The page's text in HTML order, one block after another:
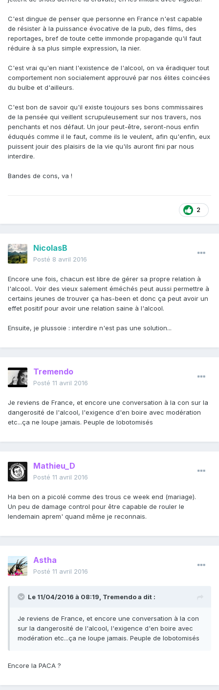
C'est dingue de penser que personne en France n'est capable
de résister à la puissance évocative de la pub, des films, des
reportages, bref de toute cette immonde propagande qu'il faut
réduire à sa plus simple expression, la nier.
C'est vrai qu'en niant l'existence de l'alcool, on va éradiquer tout
comportement non socialement approuvé par nos élites coincées
du bulbe et d'ailleurs.
C'est bon de savoir qu'il existe toujours ses bons commissaires
de la pensée qui veillent scrupuleusement sur nos travers, nos
penchants et nos défaut. Un jour peut-être, seront-nous enfin
éduqués comme il le faut, comme ils le veulent, afin qu'enfin, eux
puissent jouir des plaisirs de la vie qu'ils auront fini par nous
interdire.
Bandes de cons, va !
2
NicolasB
Posté 8 avril 2016
Encore une fois, chacun est libre de gérer sa propre relation à
l'alcool.. Voir des vieux salement éméchés peut aussi permettre à
certains jeunes de trouver ça has-been et donc ça peut avoir un
effet positif pour avoir une relation saine à l'alcool.
Ensuite, je plussoie : interdire n'est pas une solution...
Tremendo
Posté 11 avril 2016
Je reviens de France, et encore une conversation à la con sur la
dangerosité de l'alcool, l'exigence d'en boire avec modération
etc...ça ne loupe jamais. Peuple de lobotomisés
Mathieu_D
Posté 11 avril 2016
Ha ben on a picolé comme des trous ce week end (mariage).
Un peu de damage control pour être capable de rouler le
lendemain aprem' quand même je reconnais.
Astha
Posté 11 avril 2016
Le 11/04/2016 à 08:19, Tremendo a dit :
Je reviens de France, et encore une conversation à la con
sur la dangerosité de l'alcool, l'exigence d'en boire avec
modération etc...ça ne loupe jamais. Peuple de lobotomisés
Encore la PACA ?